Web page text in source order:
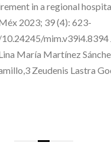
in a regional
2023; 39 (4): 623-
mim.v39i4.8394
María Martínez
Zeudenis Lastra